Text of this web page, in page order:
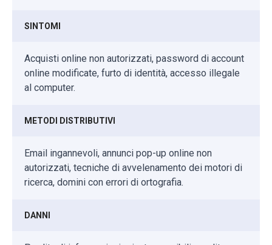
SINTOMI
Acquisti online non autorizzati, password di account
online modificate, furto di identità, accesso illegale
al computer.
METODI DISTRIBUTIVI
Email ingannevoli, annunci pop-up online non
autorizzati, tecniche di avvelenamento dei motori di
ricerca, domini con errori di ortografia.
DANNI